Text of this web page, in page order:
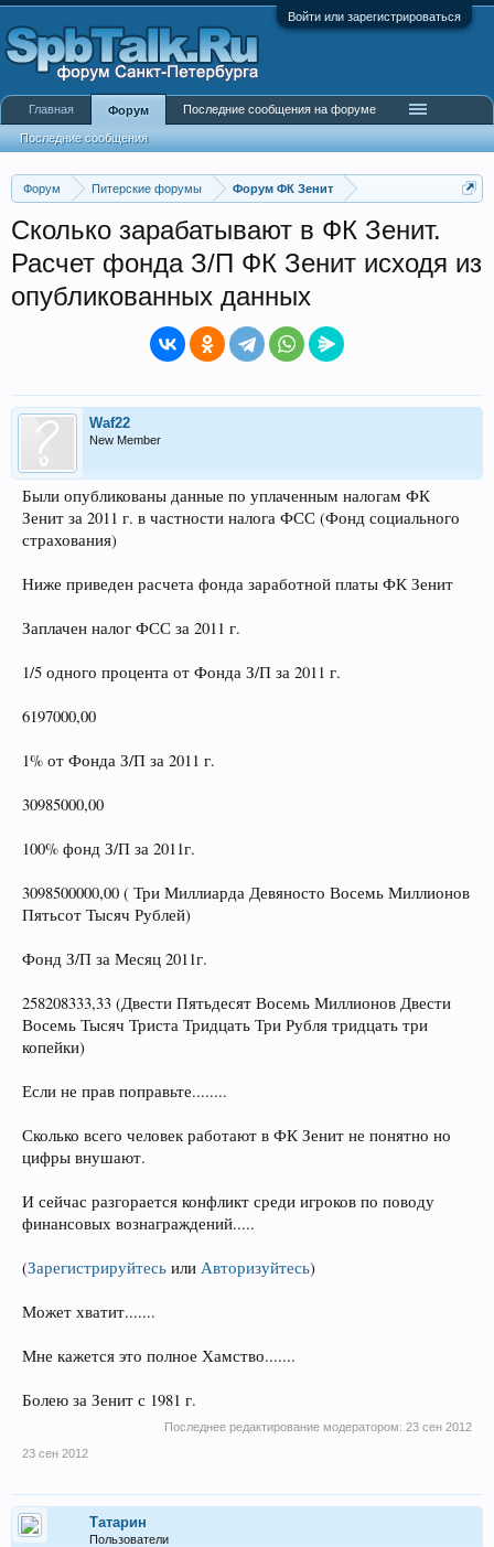
Войти или зарегистрироваться
Форум Питерские форумы Форум ФК Зенит
Сколько зарабатывают в ФК Зенит.
Расчет фонда З/П ФК Зенит исходя из
опубликованных данных
Waf22
New Member
Были опубликованы данные по уплаченным налогам ФК
Зенит за 2011 г. в частности налога ФСС (Фонд социального
страхования)
Ниже приведен расчета фонда заработной платы ФК Зенит
Заплачен налог ФСС за 2011 г.
1/5 одного процента от Фонда З/П за 2011 г.
6197000,00
1% от Фонда З/П за 2011 г.
30985000,00
100% фонд З/П за 2011г.
3098500000,00 ( Три Миллиарда Девяносто Восемь Миллионов
Пятьсот Тысяч Рублей)
Фонд З/П за Месяц 2011г.
258208333,33 (Двести Пятьдесят Восемь Миллионов Двести
Восемь Тысяч Триста Тридцать Три Рубля тридцать три
копейки)
Если не прав поправьте........
Сколько всего человек работают в ФК Зенит не понятно но
цифры внушают.
И сейчас разгорается конфликт среди игроков по поводу
финансовых вознаграждений.....
(Зарегистрируйтесь или Авторизуйтесь)
Может хватит.......
Мне кажется это полное Хамство.......
Болею за Зенит с 1981 г.
Последнее редактирование модератором: 23 сен 2012
23 сен 2012
Татарин
Пользователи
Главная Форум
Последние сообщения
Последние сообщения на форуме